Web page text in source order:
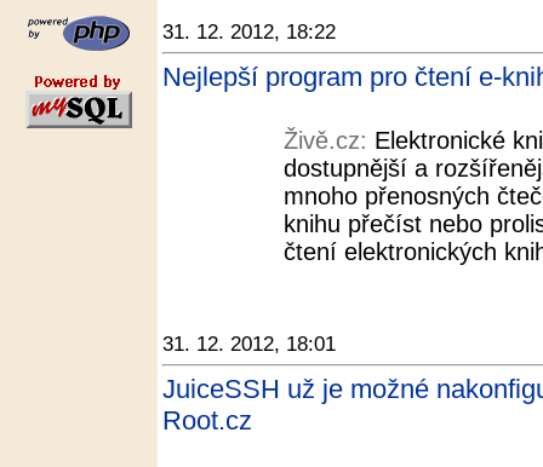
31. 12. 2012, 18:22
Nejlepší program pro čtení e-
Živě.cz: Elektronické
dostupnější a
mnoho přenosných
knihu přečíst nebo
čtení elektronických
31. 12. 2012, 18:01
JuiceSSH už je možné
Root.cz